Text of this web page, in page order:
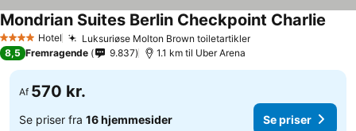
4 StjernerHotel Luksuriøse Molton Brown toiletartikler
Mondrian Suites Berlin Checkpoint Charlie
8,5 Fremragende 9.837 1.1 km til Uber Arena
Af 570 kr.
Se priser fra 16 hjemmesider Se priser